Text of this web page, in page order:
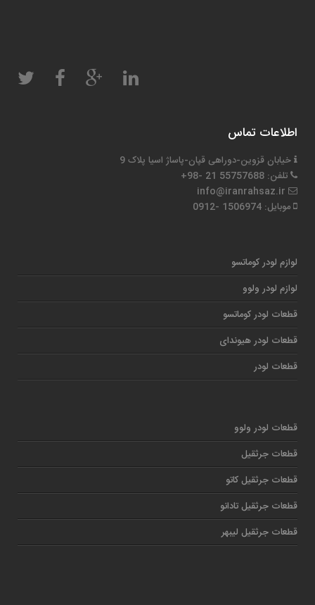
اطلاعات تماس
خیابان قزوین-دوراهی قپان-پاساژ اسیا پلاک 9
تلفن: 55757688 21 -98+
موبایل: 1506974 -0912
لوازم لودر کوماتسو
لوازم لودر ولوو
قطعات لودر کوماتسو
قطعات لودر هیوندای
قطعات لودر
قطعات لودر ولوو
قطعات جرثقیل
قطعات جرثقیل کاتو
قطعات جرثقیل تادانو
قطعات جرثقیل لیبهر